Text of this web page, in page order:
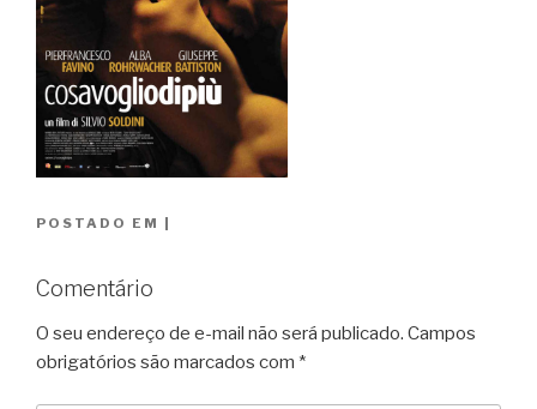
POSTADO EM
Comentário
O seu endereço de e-mail não será publicado. Campos
obrigatórios são marcados com *